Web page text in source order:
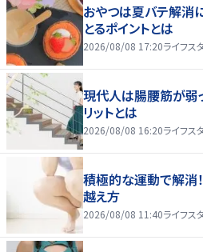
おやつは夏バテ解消
とるポイントとは
2026/08/08 17:20ライフス
現代人は腸腰筋が弱
リットとは
2026/08/08 16:20ライフス
積極的な運動で解消！
越え方
2026/08/08 11:40ライフス